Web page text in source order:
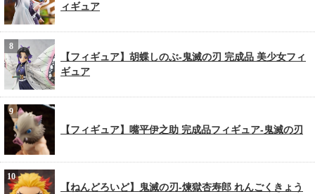
ィギュア
【フィギュア】胡蝶しのぶ-鬼滅の刃 完成品 美少女フィ
ギュア
【フィギュア】嘴平伊之助 完成品フィギュア-鬼滅の刃
【ねんどろいど】鬼滅の刃-煉獄杏寿郎 れんごくきょう